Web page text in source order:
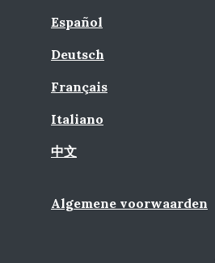
Español
Deutsch
Français
Italiano
中文
Algemene voorwaarden